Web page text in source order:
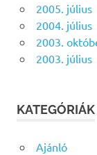
2005. július
2004. július
2003.
2003. július
KATEGÓRIÁK
Ajánló